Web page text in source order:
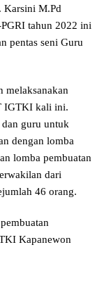
Karsini M.Pd
tahun 2022 ini
pentas seni Guru
melaksanakan
IGTKI kali ini.
guru untuk
dengan lomba
lomba pembuatan
dari
46 orang.
Kapanewon